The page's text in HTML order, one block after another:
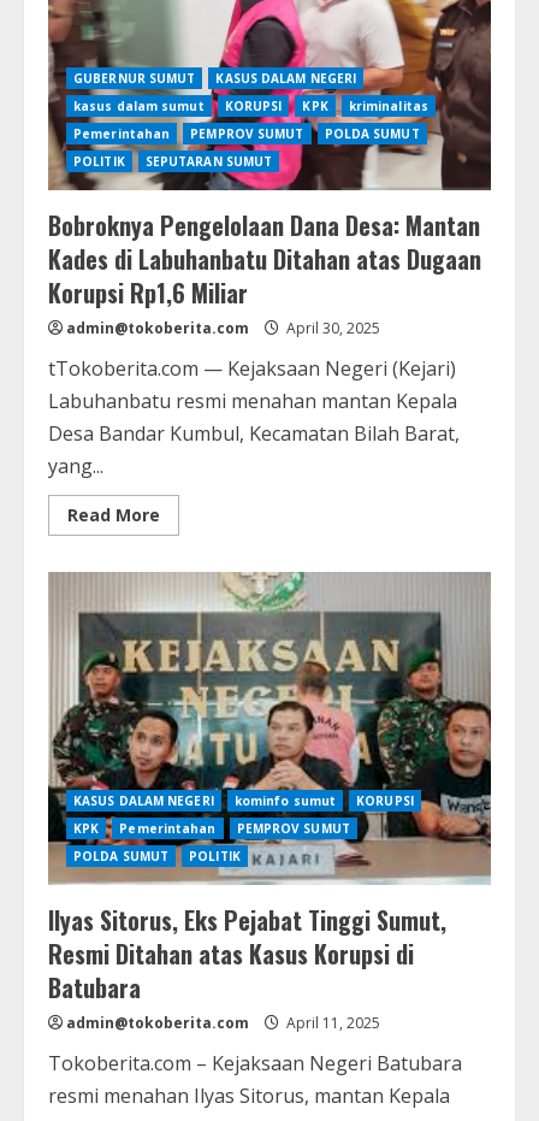
Dinonaktifkan
Sementara
GUBERNUR SUMUT
KASUS DALAM NEGERI
kasus dalam sumut
KORUPSI KPK
kriminalitas
Pemerintahan
PEMPROV SUMUT
POLDA SUMUT
POLITIK
SEPUTARAN SUMUT
Bobroknya Pengelolaan Dana Desa: Mantan
Kades di Labuhanbatu Ditahan atas Dugaan
Korupsi Rp1,6 Miliar
admin@tokoberita.com April 30, 2025
tTokoberita.com — Kejaksaan Negeri (Kejari)
Labuhanbatu resmi menahan mantan Kepala
Desa Bandar Kumbul, Kecamatan Bilah Barat,
yang...
Read More
more
Pengelolaan
Dana
Desa:
Mantan
Kades
di
Labuhanbatu
Ditahan
atas
Dugaan
Korupsi
Rp1,6
Miliar
KASUS DALAM NEGERI kominfo sumut
KORUPSI
KPK
Pemerintahan
PEMPROV SUMUT
POLDA SUMUT
POLITIK
Ilyas Sitorus, Eks Pejabat Tinggi Sumut,
Resmi Ditahan atas Kasus Korupsi di
Batubara
admin@tokoberita.com April 11, 2025
Tokoberita.com – Kejaksaan Negeri Batubara
resmi menahan Ilyas Sitorus, mantan Kepala